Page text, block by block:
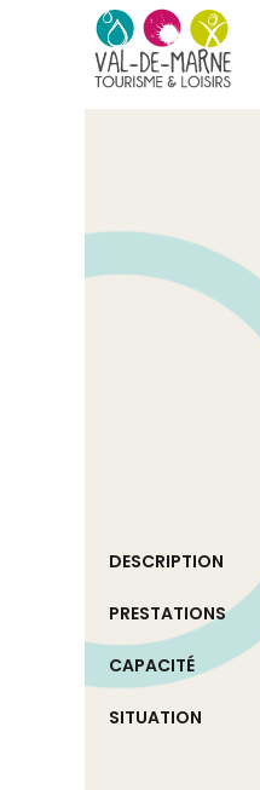
DESCRIPTION
PRESTATIONS
CAPACITÉ
SITUATION